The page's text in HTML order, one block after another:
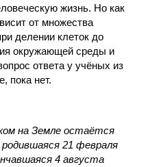
жизнь. Но как
от множества
делении клеток до
окружающей среды и
ответа у учёных из
пока нет.
на Земле остаётся
21 февраля
4 августа